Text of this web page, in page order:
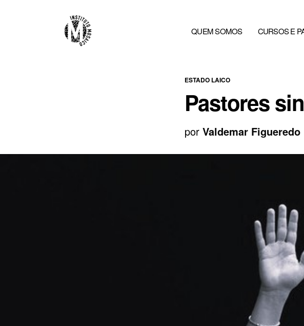
QUEM SOMOS CURSOS E
ESTADO LAICO
Pastores
por Valdemar Figueredo